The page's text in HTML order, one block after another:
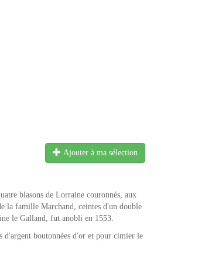
Ajouter à ma sélection
blasons de Lorraine couronnés, aux
la famille Marchand, ceintes d'un double
le Galland, fut anobli en 1553.
d'argent boutonnées d'or et pour cimier le